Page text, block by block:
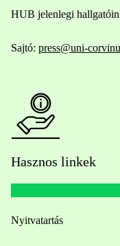
HUB jelenlegi
Sajtó: press@uni-
Hasznos linkek
Nyitvatartás